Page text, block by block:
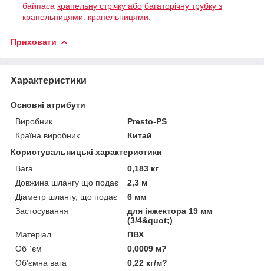
байпаса крапельну стрічку або багаторічну трубку з
крапельницями. крапельницями
Приховати
Характеристики
Основні атрибути
Виробник
Presto-PS
Країна виробник
Китай
Користувальницькі характеристики
Вага
0,183 кг
Довжина шлангу що подає
2,3 м
Діаметр шлангу, що подає
6 мм
Застосування
для інжектора 19 мм
(3/4&quot;)
Матеріал
ПВХ
Об `єм
0,0009 м?
Об'ємна вага
0,22 кг/м?